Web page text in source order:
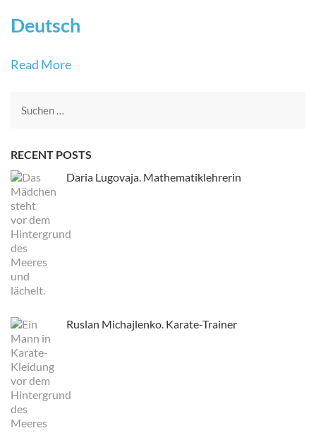
Deutsch
Read More
Suche
RECENT POSTS
Daria Lugovaja. Mathematiklehrerin
Ruslan Michajlenko. Karate-Trainer